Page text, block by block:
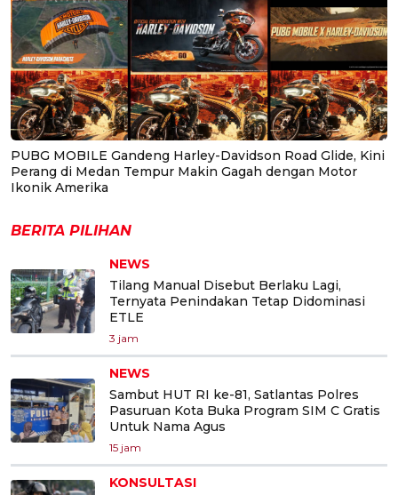
PUBG MOBILE Gandeng Harley-Davidson Road Glide, Kini
Perang di Medan Tempur Makin Gagah dengan Motor
Ikonik Amerika
BERITA PILIHAN
NEWS
Tilang Manual Disebut Berlaku Lagi,
Ternyata Penindakan Tetap Didominasi
ETLE
3 jam
NEWS
Sambut HUT RI ke-81, Satlantas Polres
Pasuruan Kota Buka Program SIM C Gratis
Untuk Nama Agus
15 jam
KONSULTASI